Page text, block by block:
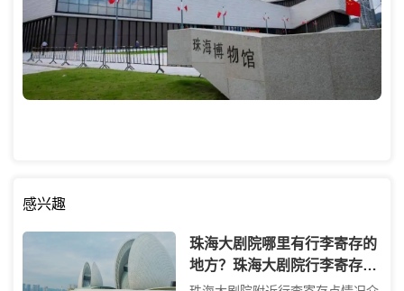
感兴趣
珠海大剧院哪里有行李寄存的
地方？珠海大剧院行李寄存怎
么收费？